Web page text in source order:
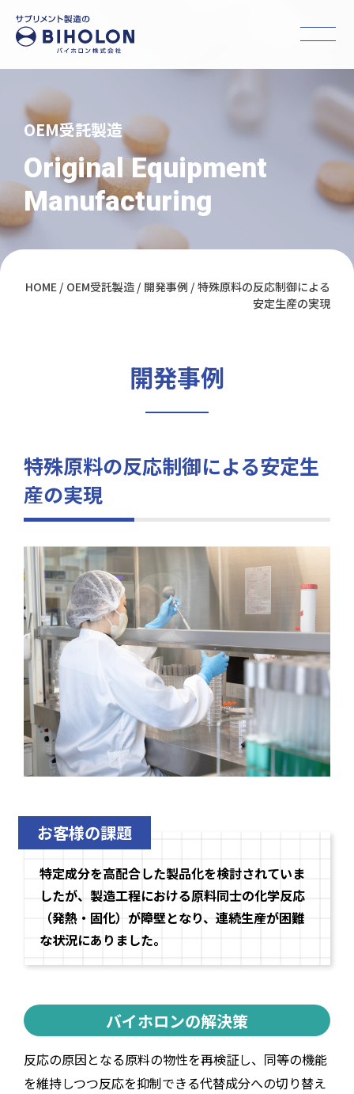
OEM受託製造
Original Equipment
Manufacturing
HOME OEM受託製造 開発事例
特殊原料の反応制御による
安定生産の実現
開発事例
特殊原料の反応制御による安定生
産の実現
お客様の課題
特定成分を高配合した製品化を検討されていま
したが、製造工程における原料同士の化学反応
（発熱・固化）が障壁となり、連続生産が困難
な状況にありました。
バイホロンの解決策
反応の原因となる原料の物性を再検証し、同等の機能
を維持しつつ反応を抑制できる代替成分への切り替え